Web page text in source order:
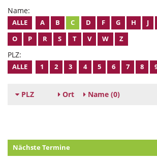
Name:
ALLE A B C D F G H J
O
P R S T V W Z
PLZ:
ALLE 1 2 3 4 5 6 7 8
PLZ Ort Name (0)
Nächste Termine